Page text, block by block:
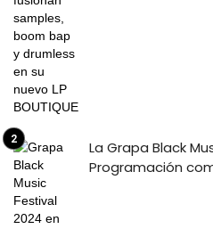
La Grapa Black
Programación